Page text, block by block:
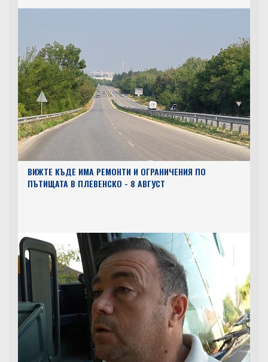
ВИЖТЕ КЪДЕ ИМА РЕМОНТИ И ОГРАНИЧЕНИЯ ПО
ПЪТИЩАТА В ПЛЕВЕНСКО - 8 АВГУСТ